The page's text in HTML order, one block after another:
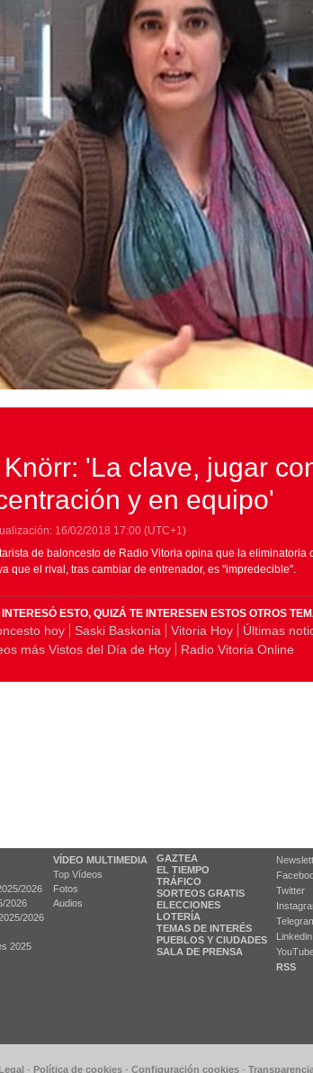
Knörr: 'La clave, jugar
y en equipo'
16/02/2018 17:00 (UTC+1)
de baloncesto de Radio Vitoria opina que la eliminatoria
que el rival, tras cambiar de entrenador, es "impredecible".
INTERESÓ ESTO, QUIZÁ TE INTERESEN ESTOS OTROS
hoy Saski Baskonia Vitoria Hoy
Últimas
más Vistos del Día de Hoy
Radio Vitoria Online
2026
2026
2026
2025
VÍDEO MULTIMEDIA
Top Vídeos
Fotos
Audios
GAZTEA
EL TIEMPO
TRÁFICO
SORTEOS GRATIS
ELECCIONES
LOTERÍA
TEMAS DE INTERÉS
PUEBLOS Y CIUDADES
SALA DE PRENSA
Twitter
Linkedin
RSS
- Política de cookies - Configuración cookies -